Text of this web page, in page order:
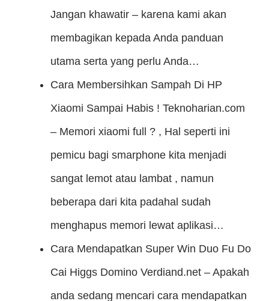
Jangan khawatir – karena kami akan
membagikan kepada Anda panduan
utama serta yang perlu Anda…
Cara Membersihkan Sampah Di HP
Xiaomi Sampai Habis ! Teknoharian.com
– Memori xiaomi full ? , Hal seperti ini
pemicu bagi smarphone kita menjadi
sangat lemot atau lambat , namun
beberapa dari kita padahal sudah
menghapus memori lewat aplikasi…
Cara Mendapatkan Super Win Duo Fu Do
Cai Higgs Domino Verdiand.net – Apakah
anda sedang mencari cara mendapatkan